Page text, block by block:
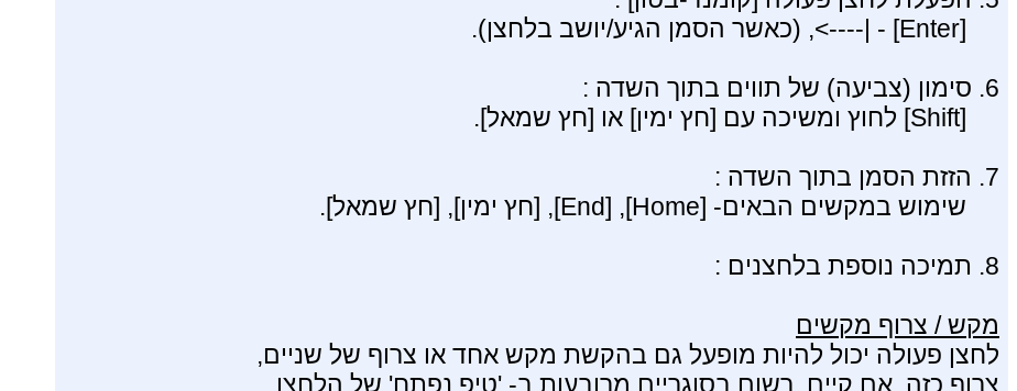
[Enter] - |---->, (כאשר הסמן הגיע/יושב בלחצן).
6. סימון (צביעה) של תווים בתוך השדה :
[Shift] לחוץ ומשיכה עם [חץ ימין] או [חץ שמאל].
7. הזזת הסמן בתוך השדה :
שימוש במקשים הבאים- [Home], [End], [חץ ימין], [חץ שמאל].
8. תמיכה נוספת בלחצנים :
מקש / צרוף מקשים
לחצן פעולה יכול להיות מופעל גם בהקשת מקש אחד או צרוף של שניים,
צרוף כזה, אם קיים, רשום בסוגריים מרובעות ב- 'טיפ נפתח' של הלחצן.